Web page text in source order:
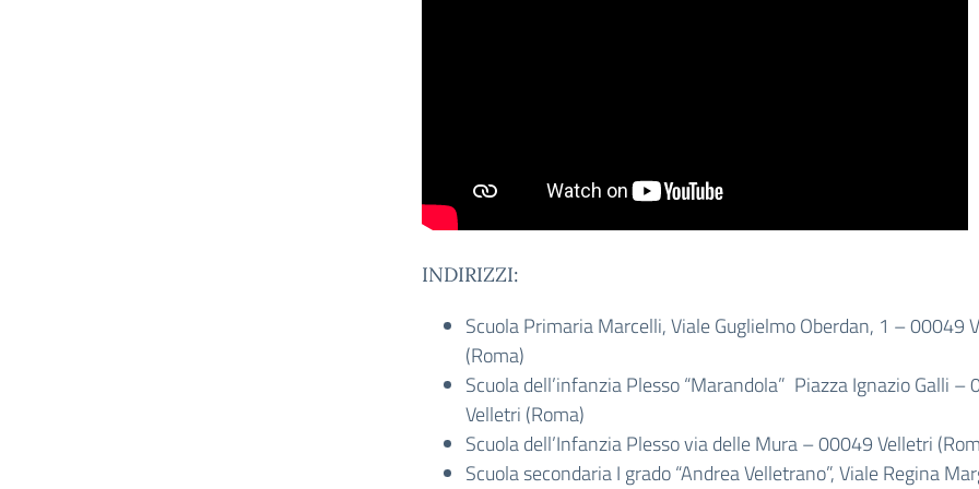
INDIRIZZI:
Scuola Primaria Marcelli, Viale Guglielmo Oberdan, 1 – 00049
(Roma)
Scuola dell’infanzia Plesso “Marandola” Piazza Ignazio Galli –
Velletri (Roma)
Scuola dell’Infanzia Plesso via delle Mura – 00049 Velletri
Scuola secondaria I grado “Andrea Velletrano”, Viale Regina